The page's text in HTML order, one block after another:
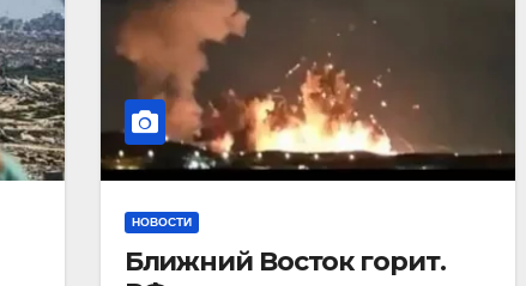
НОВОСТИ
Ближний Восток горит.